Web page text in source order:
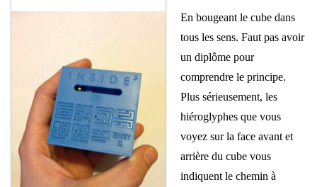
En bougeant le cube dans
tous les sens. Faut pas avoir
un diplôme pour
comprendre le principe.
Plus sérieusement, les
hiéroglyphes que vous
voyez sur la face avant et
arrière du cube vous
indiquent le chemin à